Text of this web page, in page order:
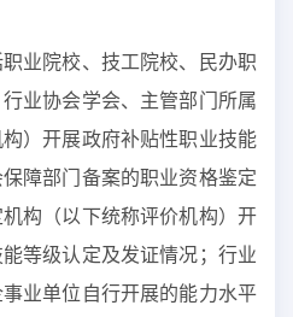
业院校、技工院校、民办职
业协会学会、主管部门所属
）开展政府补贴性职业技能
障部门备案的职业资格鉴定
构（以下统称评价机构）开
等级认定及发证情况；行业
业单位自行开展的能力水平